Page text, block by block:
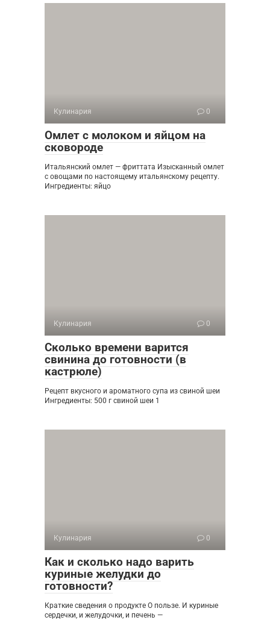
Кулинария 0
Омлет с молоком и яйцом на
сковороде
Итальянский омлет — фриттата Изысканный омлет
с овощами по настоящему итальянскому рецепту.
Ингредиенты: яйцо
Кулинария 0
Сколько времени варится
свинина до готовности (в
кастрюле)
Рецепт вкусного и ароматного супа из свиной шеи
Ингредиенты: 500 г свиной шеи 1
Кулинария 0
Как и сколько надо варить
куриные желудки до
готовности?
Краткие сведения о продукте О пользе. И куриные
сердечки, и желудочки, и печень —